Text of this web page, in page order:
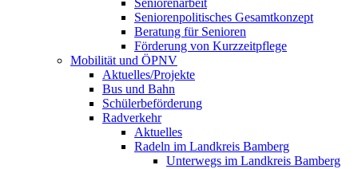
Seniorenarbeit
Seniorenpolitisches Gesamtkonzept
Beratung für Senioren
Förderung von Kurzzeitpflege
Mobilität und ÖPNV
Aktuelles/Projekte
Bus und Bahn
Schülerbeförderung
Radverkehr
Aktuelles
Radeln im Landkreis Bamberg
Unterwegs im Landkreis Bamberg